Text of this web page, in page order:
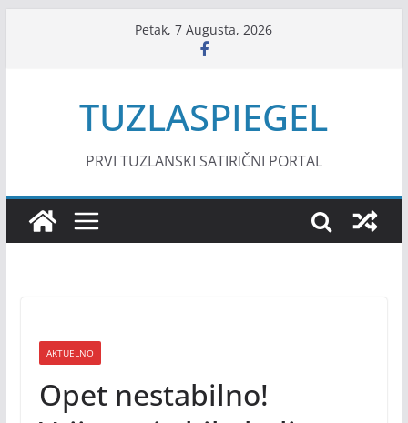
Petak, 7 Augusta, 2026
TUZLASPIEGEL
PRVI TUZLANSKI SATIRIČNI PORTAL
AKTUELNO
Opet nestabilno!